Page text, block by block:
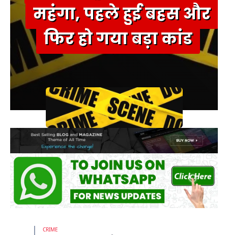
महंगा, पहले हुई बहस और
फिर हो गया बड़ा कांड
CRIME